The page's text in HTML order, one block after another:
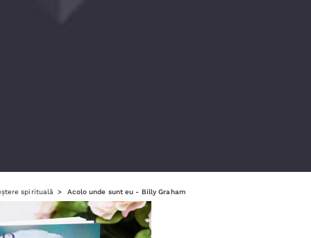
spirituală Acolo unde sunt eu - Billy Graham